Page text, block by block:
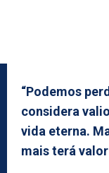
“Podemos
considera
vida eterna.
mais terá